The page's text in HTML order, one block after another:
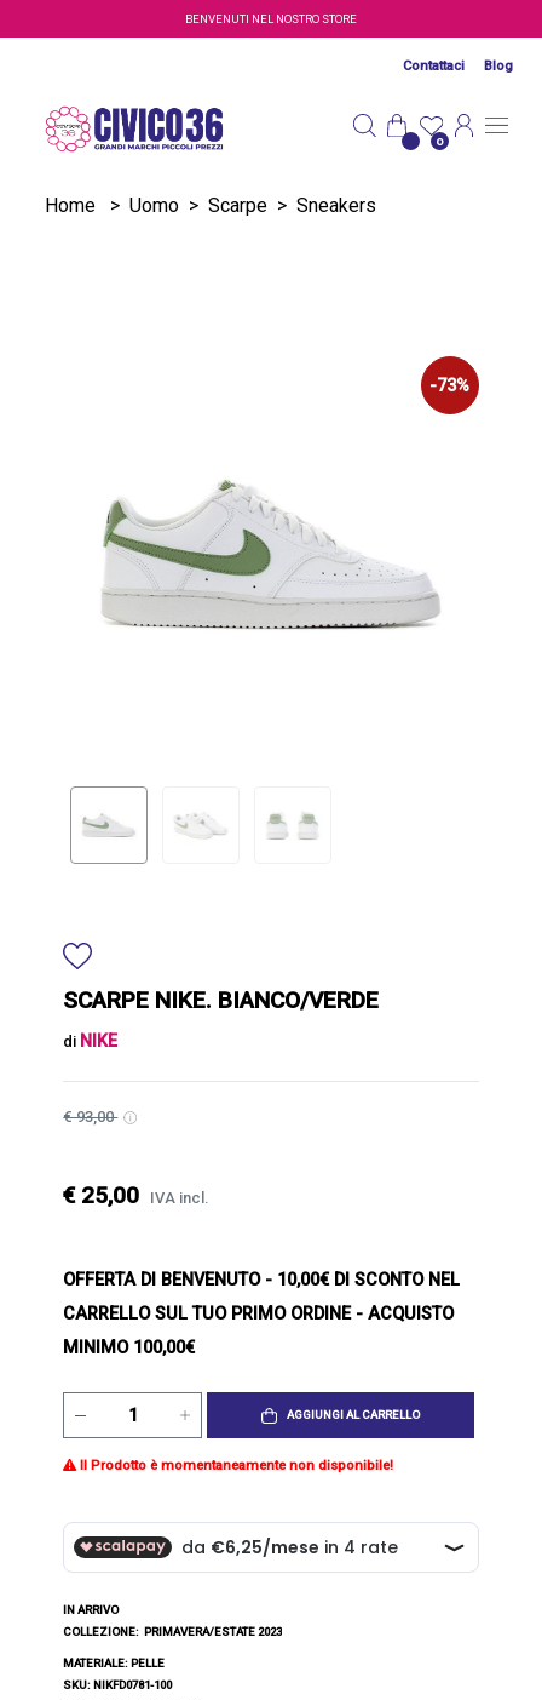
Salta al contenuto principaleBENVENUTI NEL NOSTRO STORE
Contattaci Blog
0
Home > Uomo > Scarpe > Sneakers
-73%
SCARPE NIKE. BIANCO/VERDE
di NIKE
€ 93,00
€ 25,00 IVA incl.
OFFERTA DI BENVENUTO- 10,00€ DI SCONTO NEL
CARRELLO SUL TUO PRIMO ORDINE - ACQUISTO
MINIMO 100,00€
AGGIUNGI AL CARRELLO
Il Prodotto è momentaneamente non disponibile!
IN ARRIVO
COLLEZIONE: PRIMAVERA/ESTATE 2023
MATERIALE: PELLE
SKU: NIKFD0781-100